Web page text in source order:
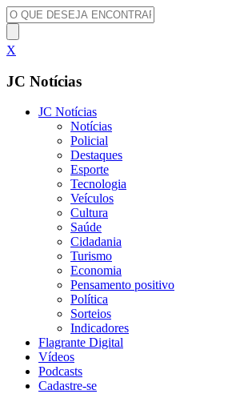
X
JC Notícias
JC Notícias
Notícias
Policial
Destaques
Esporte
Tecnologia
Veículos
Cultura
Saúde
Cidadania
Turismo
Economia
Pensamento positivo
Política
Sorteios
Indicadores
Flagrante Digital
Vídeos
Podcasts
Cadastre-se